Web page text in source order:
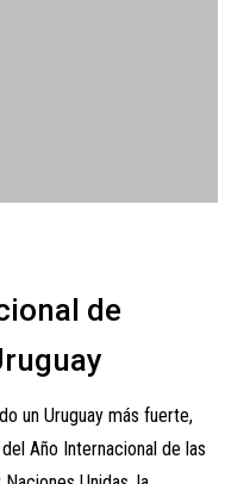
de
un Uruguay más fuerte,
Año Internacional de las